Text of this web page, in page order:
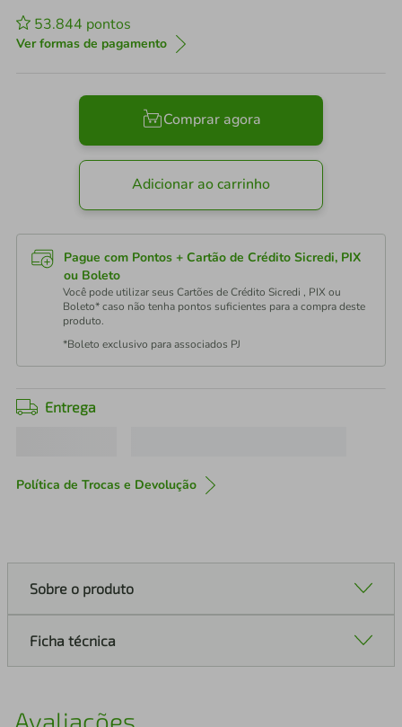
53.844 pontos
Ver formas de pagamento
Comprar agora
Adicionar ao carrinho
Pague com Pontos + Cartão de Crédito Sicredi, PIX
ou Boleto
Você pode utilizar seus Cartões de Crédito Sicredi , PIX ou
Boleto* caso não tenha pontos suficientes para a compra deste
produto.
*Boleto exclusivo para associados PJ
Entrega
Política de Trocas e Devolução
Sobre o produto
Ficha técnica
Avaliações